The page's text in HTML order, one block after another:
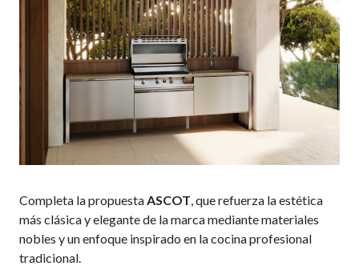
Completa la propuesta ASCOT , que refuerza la estética
más clásica y elegante de la marca mediante materiales
nobles y un enfoque inspirado en la cocina profesional
tradicional.